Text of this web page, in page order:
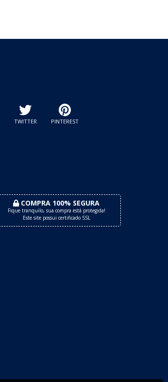
TWITTER PINTEREST
COMPRA 100% SEGURA
Fique tranquilo, sua compra está protegida!
Este site possui certificado SSL